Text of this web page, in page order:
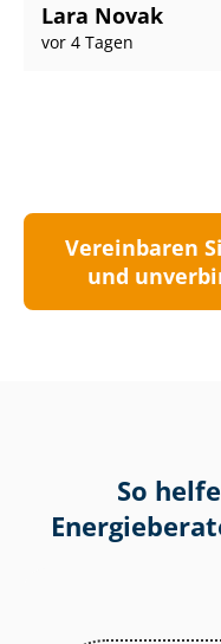
Lara Novak
vor 4 Tagen
Vereinbaren
und
So